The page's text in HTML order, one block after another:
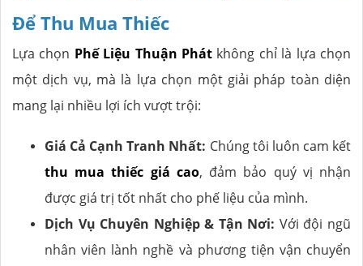
Để Thu Mua Thiếc
Lựa chọn Phế Liệu Thuận Phát không chỉ là lựa chọn
một dịch vụ, mà là lựa chọn một giải pháp toàn diện
mang lại nhiều lợi ích vượt trội:
Giá Cả Cạnh Tranh Nhất: Chúng tôi luôn cam kết
thu mua thiếc giá cao, đảm bảo quý vị nhận
được giá trị tốt nhất cho phế liệu của mình.
Dịch Vụ Chuyên Nghiệp & Tận Nơi: Với đội ngũ
nhân viên lành nghề và phương tiện vận chuyển